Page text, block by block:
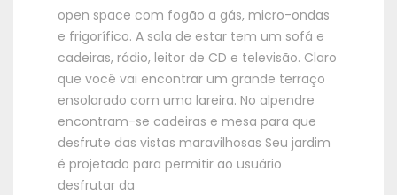
open space com fogão a gás, micro-ondas
e frigorífico. A sala de estar tem um sofá e
cadeiras, rádio, leitor de CD e televisão. Claro
que você vai encontrar um grande terraço
ensolarado com uma lareira. No alpendre
encontram-se cadeiras e mesa para que
desfrute das vistas maravilhosas Seu jardim
é projetado para permitir ao usuário
desfrutar da